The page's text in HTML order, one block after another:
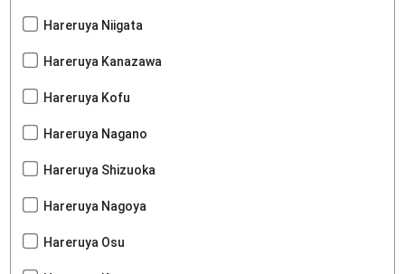
Hareruya Niigata
Hareruya Kanazawa
Hareruya Kofu
Hareruya Nagano
Hareruya Shizuoka
Hareruya Nagoya
Hareruya Osu